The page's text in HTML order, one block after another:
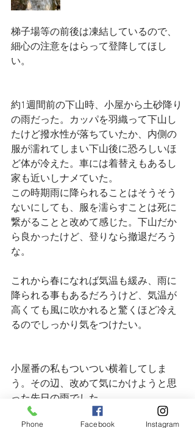
梯子場等の前後は凍結しているので、
細心の注意をはらって登降してほし
い。
約1週間前の下山時、小屋から土砂降り
の雨だった。カッパを羽織って下山し
たけど撥水性が落ちていたか、内側の
服が濡れてしまい下山後に恐ろしいほ
ど体が冷えた。車には着替えもあるし
家も近いしナメていた。
この時期雨に降られることはそうそう
ないにしても、服を濡らすことは死に
繋がることと改めて感じた。下山だか
ら良かったけど、登りなら撤退だろう
な。
これから春になれば気温も緩み、雨に
降られる事もあるだろうけど、気温が
高くても風に吹かれると驚くほど冷え
るのでしっかり気をつけたい。
小屋番の私もついつい横着してしま
う。その辺、改めて気にかけようと思
った先日の雨でした。
Phone Facebook Instagram